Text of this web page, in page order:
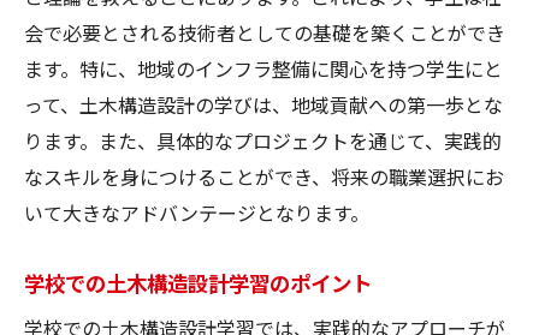
会で必要とされる技術者としての基礎を築くことができ
ます。特に、地域のインフラ整備に関心を持つ学生にと
って、土木構造設計の学びは、地域貢献への第一歩とな
ります。また、具体的なプロジェクトを通じて、実践的
なスキルを身につけることができ、将来の職業選択にお
いて大きなアドバンテージとなります。
学校での土木構造設計学習のポイント
学校での土木構造設計学習では、実践的なアプローチが